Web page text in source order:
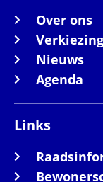
Over ons
Nieuws
Agenda
Links